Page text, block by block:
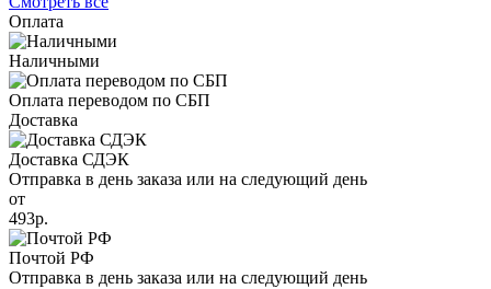
Оплата
Наличными
Оплата переводом по СБП
Доставка
Доставка СДЭК
Отправка в день заказа или на следующий день
от
493р.
Почтой РФ
Отправка в день заказа или на следующий день